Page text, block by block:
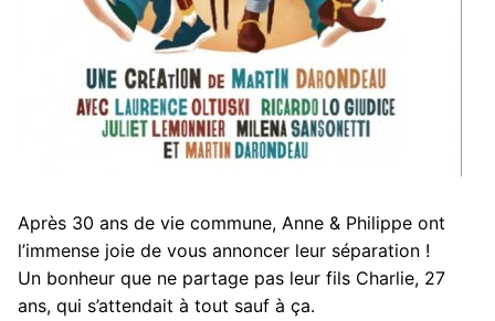
Après 30 ans de vie commune, Anne & Philippe ont
l’immense joie de vous annoncer leur séparation !
Un bonheur que ne partage pas leur fils Charlie, 27
ans, qui s’attendait à tout sauf à ça.